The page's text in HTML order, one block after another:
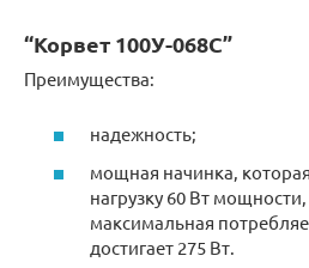
“Корвет 100У-068С”
Преимущества:
надежность;
мощная начинка,
нагрузку 60 Вт
максимальная
достигает 275 Вт.